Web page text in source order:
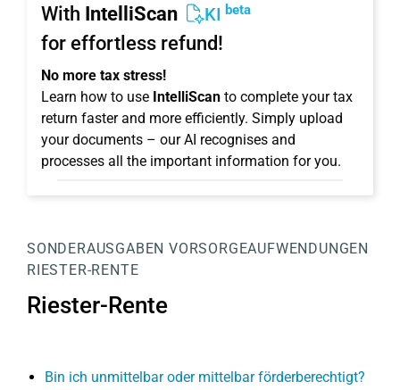
With IntelliScan KI beta
for effortless refund!
No more tax stress!
Learn how to use IntelliScan to complete your tax
return faster and more efficiently. Simply upload
your documents – our AI recognises and
processes all the important information for you.
SONDERAUSGABEN VORSORGEAUFWENDUNGEN
RIESTER-RENTE
Riester-Rente
Bin ich unmittelbar oder mittelbar förderberechtigt?